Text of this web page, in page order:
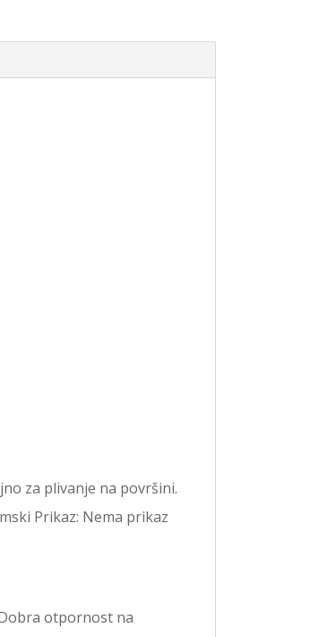
za plivanje na površini.
Prikaz: Nema prikaz
otpornost na